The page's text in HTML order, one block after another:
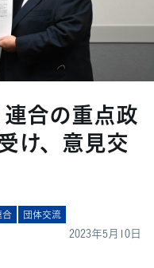
連合の重点政
け、意見交
合 団体交流
2023年5月10日